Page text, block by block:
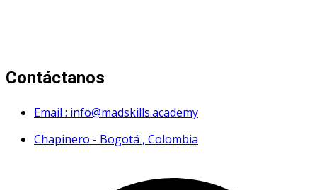
Contáctanos
Email : info@madskills.academy
Chapinero - Bogotá , Colombia